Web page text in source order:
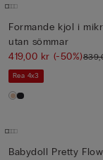
Formande kjol i
utan sömmar
419,00 kr (-50%)
Rea 4x3
Babydoll Pretty